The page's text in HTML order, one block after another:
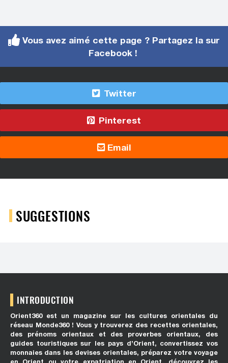
Vous avez aimé cette page ? Partagez la sur
Facebook !
Twitter
Pinterest
Email
SUGGESTIONS
INTRODUCTION
Orient360 est un magazine sur les cultures orientales du
réseau Monde360 ! Vous y trouverez des recettes orientales,
des prénoms orientaux et des proverbes orientaux, des
guides touristiques sur les pays d’Orient, convertissez vos
monnaies dans les devises orientales, préparez votre voyage